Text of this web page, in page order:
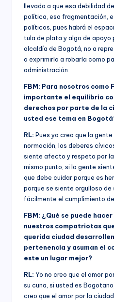
llevado a que esa debilidad
política, esa fragmentación,
políticos, pues habrá el
tula de plata y algo de apoyo
alcaldía de Bogotá, no a
a exprimirla a robarla como
administración.
FBM: Para nosotros como
importante el equilibrio
derechos por parte de la
usted ese tema en
RL: Pues yo creo que la
normación, los deberes
siente afecto y respeto por
mismo punto, si la gente
que debe cuidar porque es
porque se siente orgulloso de
fácilmente el cumplimiento
FBM: ¿Qué se puede
nuestros compatriotas
querida ciudad
pertenencia y asuman el
este un lugar mejor?
RL: Yo no creo que el amor
su cuna, si usted es
creo que el amor por la